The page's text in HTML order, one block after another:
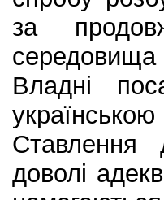
за
Владні
Ставлення
доволі